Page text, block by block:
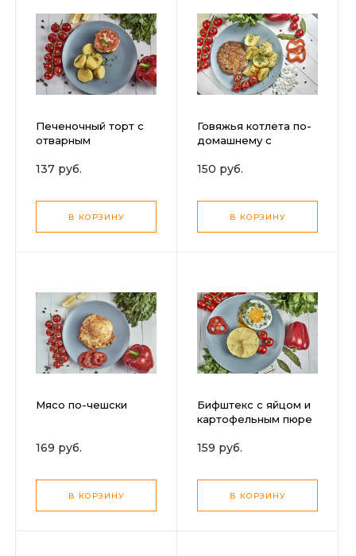
Печеночный торт с
отварным
137 руб.
В КОРЗИНУ
Говяжья котлета по-
домашнему с
картофелем
150 руб.
В КОРЗИНУ
Мясо по-чешски
169 руб.
В КОРЗИНУ
Бифштекс с яйцом и
картофельным пюре
159 руб.
В КОРЗИНУ